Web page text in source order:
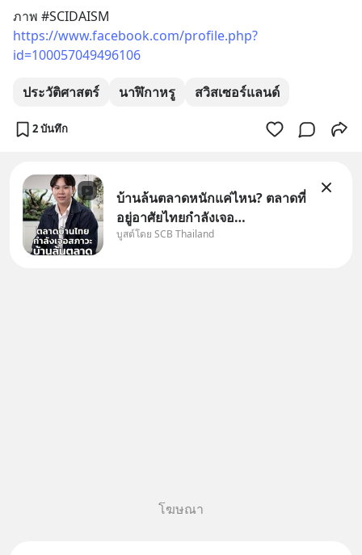
ภาพ #SCIDAISM
https://www.facebook.com/profile.php?
id=100057049496106
ประวัติศาสตร์ นาฬิกาหรู สวิสเซอร์แลนด์
2 บันทึก
บ้านล้นตลาดหนักแค่ไหน? ตลาดที่
อยู่อาศัยไทยกำลังเจอ
Oversupply หนักกว่าที่คิด และ
บูสต์โดย SCB Thailand
โฆษณา